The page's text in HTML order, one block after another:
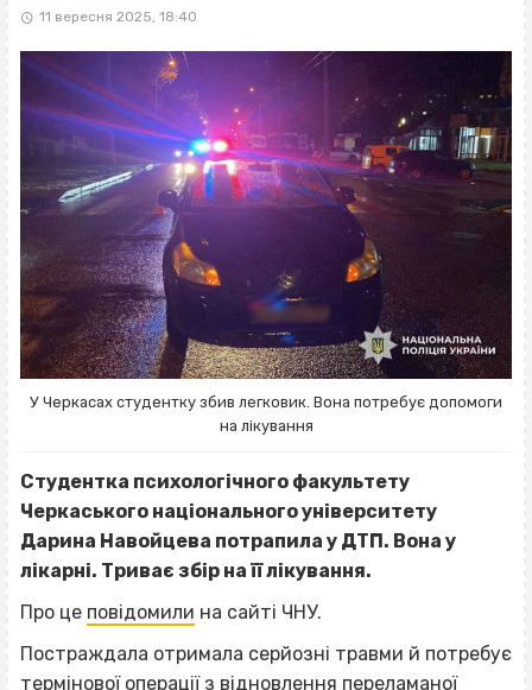
11 вересня 2025, 18:40
У Черкасах студентку збив легковик. Вона потребує допомоги
на лікування
Студентка психологічного факультету
Черкаського національного університету
Дарина Навойцева потрапила у ДТП. Вона у
лікарні. Триває збір на її лікування.
Про це повідомили на сайті ЧНУ.
Постраждала отримала серйозні травми й потребує
термінової операції з відновлення переламаної